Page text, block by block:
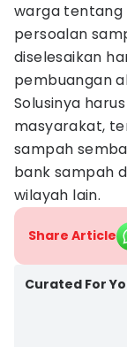
warga tentang
persoalan
diselesaikan
pembuangan
Solusinya
masyarakat,
sampah
bank sampah
wilayah lain.
Share Article
Curated For